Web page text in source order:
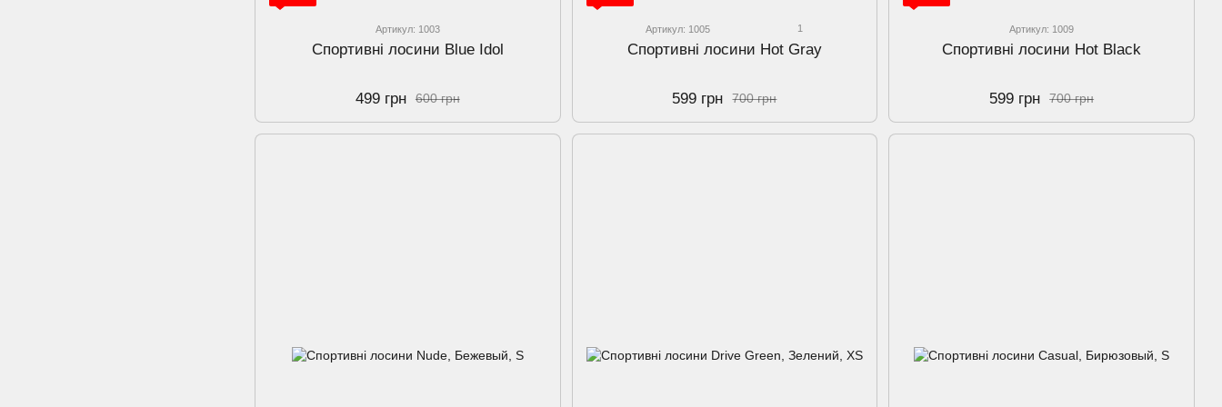
Артикул: 1003
Спортивнi лосини Blue Idol
600 грн
499 грн
Артикул: 1005 1
Спортивні лосини Hot Gray
700 грн
599 грн
Артикул: 1009
Спортивні лосини Hot Black
700 грн
599 грн